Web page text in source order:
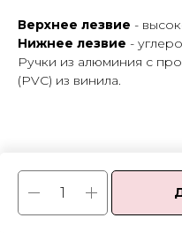
Верхнее лезвие -
Нижнее лезвие -
Ручки из алюминия с
(PVC) из винила.